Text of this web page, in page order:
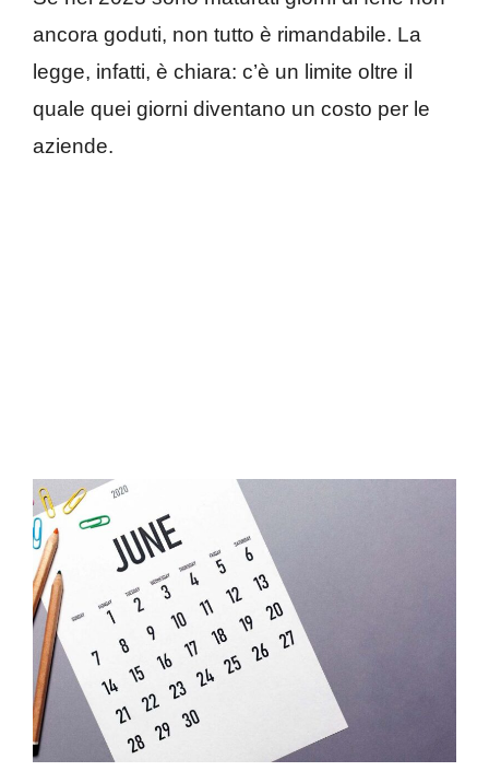
ancora goduti, non tutto è rimandabile. La
legge, infatti, è chiara: c’è un limite oltre il
quale quei giorni diventano un costo per le
aziende.